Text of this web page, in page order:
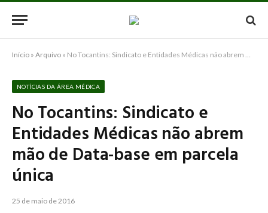
Início » Arquivo » No Tocantins: Sindicato e Entidades Médicas não abrem mão de Data-base em parcela única
NOTÍCIAS DA ÁREA MÉDICA
No Tocantins: Sindicato e
Entidades Médicas não abrem
mão de Data-base em parcela
única
25 de maio de 2016